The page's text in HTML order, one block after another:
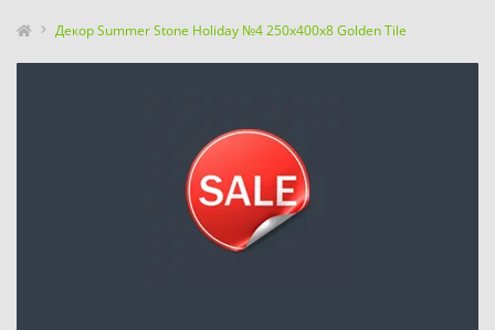
Декор Summer Stone Holiday №4 250x400x8 Golden Tile